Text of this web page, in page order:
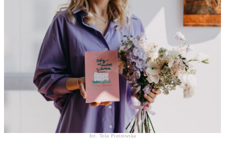
fot. Tola Piotrowska